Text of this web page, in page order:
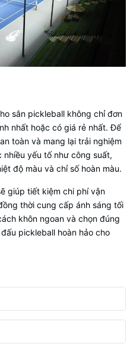
sân pickleball không chỉ đơn
nhất hoặc có giá rẻ nhất. Để
toàn và mang lại trải nghiệm
yếu tố như công suất,
độ màu và chỉ số hoàn màu.
giúp tiết kiệm chi phí vận
thời cung cấp ánh sáng tối
khôn ngoan và chọn đúng
pickleball hoàn hảo cho